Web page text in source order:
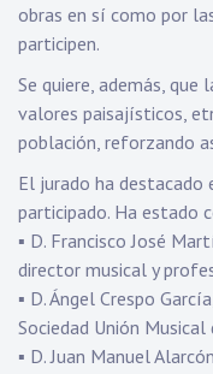
obras en sí como por
participen.
Se quiere, además,
valores paisajísticos,
población, reforzando
El jurado ha destacado
participado. Ha estado
▪️ D. Francisco José
director musical y
▪️ D. Ángel Crespo
Sociedad Unión Musical
▪️ D. Juan Manuel